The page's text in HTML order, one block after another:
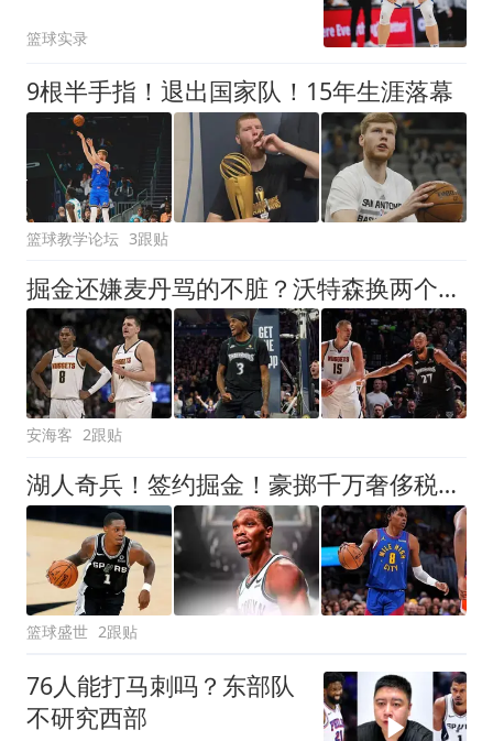
篮球实录
9根半手指！退出国家队！15年生涯落幕
篮球教学论坛 3跟贴
掘金还嫌麦丹骂的不脏？沃特森换两个防守工兵，这交易赶紧落地吧
安海客 2跟贴
湖人奇兵！签约掘金！豪掷千万奢侈税！值得吗？
篮球盛世 2跟贴
76人能打马刺吗？东部队
不研究西部